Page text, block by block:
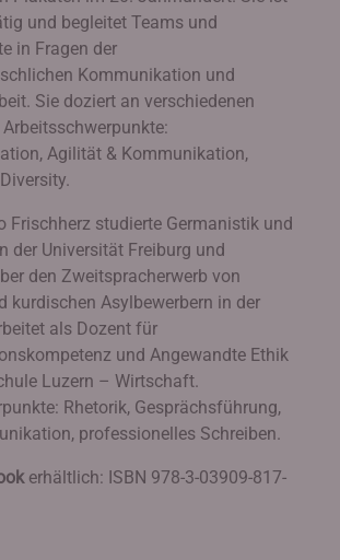
und begleitet Teams und
in Fragen der
Kommunikation und
Sie doziert an verschiedenen
Agilität & Kommunikation,
Frischherz studierte Germanistik und
der Universität Freiburg und
den Zweitspracherwerb von
kurdischen Asylbewerbern in der
als Dozent für
und Angewandte Ethik
Luzern – Wirtschaft.
Rhetorik, Gesprächsführung,
professionelles Schreiben.
erhältlich: ISBN 978-3-03909-817-